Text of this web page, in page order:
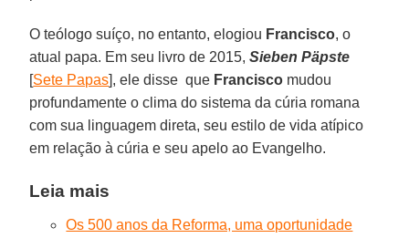
O teólogo suíço, no entanto, elogiou Francisco, o
atual papa. Em seu livro de 2015,Sieben Päpste
[Sete Papas], ele disse que Francisco mudou
profundamente o clima do sistema da cúria romana
com sua linguagem direta, seu estilo de vida atípico
em relação à cúria e seu apelo ao Evangelho.
Leia mais
Os 500 anos da Reforma, uma oportunidade